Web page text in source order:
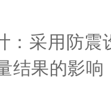
采用防震
结果的影